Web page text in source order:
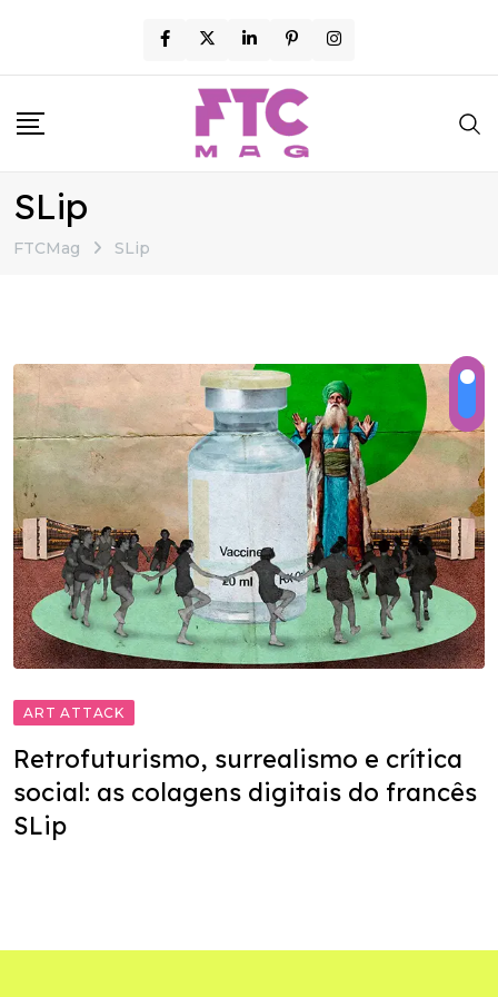
content
SLip
FTCMag SLip
ART ATTACK
Retrofuturismo, surrealismo e crítica
social: as colagens digitais do francês
SLip